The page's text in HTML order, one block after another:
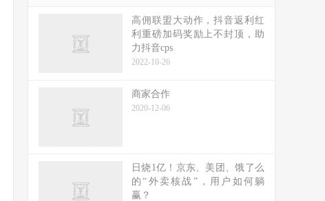
高佣联盟大动作，抖音返利红
利重磅加码奖励上不封顶，助
力抖音cps
2022-10-26
商家合作
2020-12-06
日烧1亿！京东、美团、饿了么
的“外卖核战”，用户如何躺
赢？